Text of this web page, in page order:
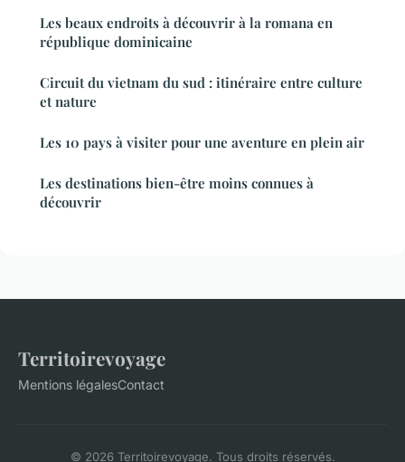
Les beaux endroits à découvrir à la romana en
république dominicaine
Circuit du vietnam du sud : itinéraire entre culture
et nature
Les 10 pays à visiter pour une aventure en plein air
Les destinations bien-être moins connues à
découvrir
Territoirevoyage
Mentions légalesContact
© 2026 Territoirevoyage. Tous droits réservés.